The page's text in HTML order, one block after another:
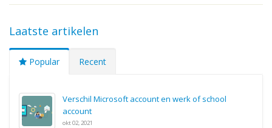
Laatste artikelen
Popular Recent
Verschil Microsoft account en werk of school
account
okt 02, 2021